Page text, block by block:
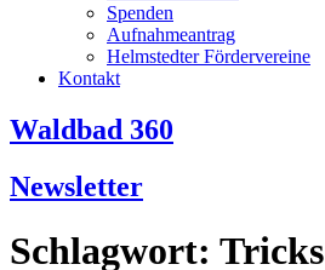
Spenden
Aufnahmeantrag
Helmstedter Fördervereine
Kontakt
Waldbad 360
Newsletter
Schlagwort: Tricks